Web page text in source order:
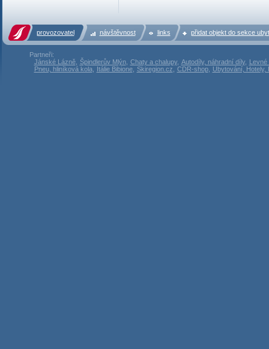
provozovatel návštěvnost links přidat objekt do sekce
Partneři:
Jánské Lázně, Špindlerův Mlýn, Chaty a chalupy, Autodíly, náhradní díly, Levné
Pneu, hliníková kola, Itálie Bibione, Skiregion.cz CDR-shop, Ubytování, Hotely,